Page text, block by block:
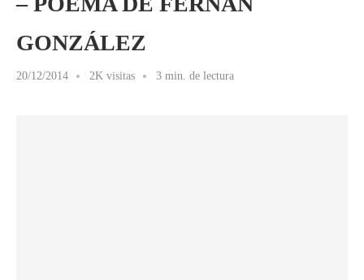
GONZÁLEZ
20/12/2014 2K visitas 3 min. de lectura